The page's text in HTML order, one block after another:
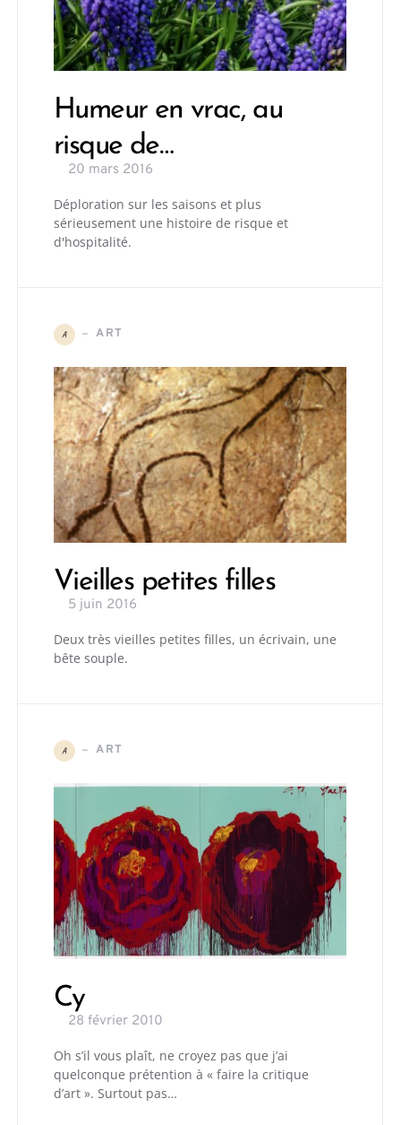
Humeur en vrac, au
risque de…
20 mars 2016
Déploration sur les saisons et plus
sérieusement une histoire de risque et
d'hospitalité.
A ART
Vieilles petites filles
5 juin 2016
Deux très vieilles petites filles, un écrivain, une
bête souple.
A ART
Cy
28 février 2010
Oh s’il vous plaît, ne croyez pas que j’ai
quelconque prétention à « faire la critique
d’art ». Surtout pas…